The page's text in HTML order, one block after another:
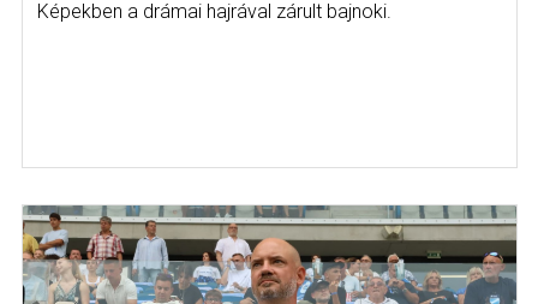
Képekben a drámai hajrával zárult bajnoki.